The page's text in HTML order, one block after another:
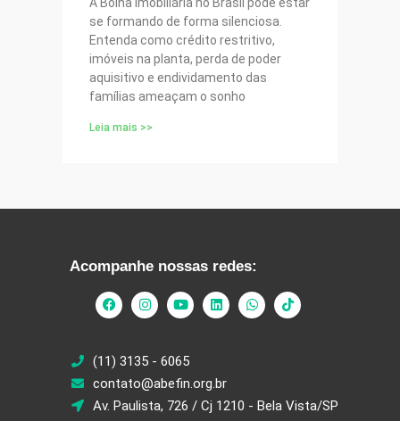
se formando de forma silenciosa.
Entenda como crédito restritivo,
imóveis na planta, perda de poder
aquisitivo e endividamento das
famílias ameaçam o sonho
Leia mais >>
Acompanhe nossas redes:
(11) 3135 - 6065
contato@abefin.org.br
Av. Paulista, 726 / Cj 1210 - Bela Vista/SP